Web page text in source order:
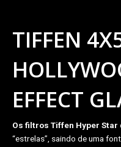
TIFFEN
EFFECT
Os filtros Tiffen Hyper Star
“estrelas”, saindo de uma